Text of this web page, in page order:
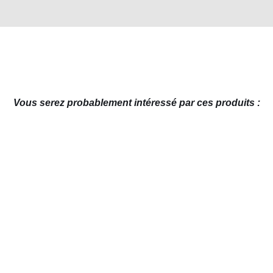
Vous serez probablement intéressé par ces produits :